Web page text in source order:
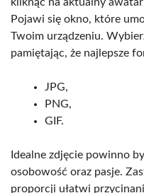
Pojawi się okno, które
Twoim urządzeniu.
pamiętając, że najlepsze
JPG,
PNG,
GIF.
Idealne zdjęcie powinno
osobowość oraz pasje.
proporcji ułatwi